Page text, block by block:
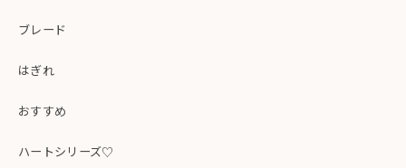
ブレード
はぎれ
おすすめ
ハートシリーズ♡